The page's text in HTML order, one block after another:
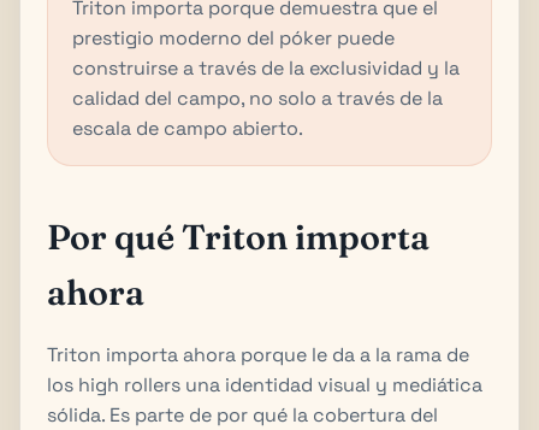
Triton importa porque demuestra que el
prestigio moderno del póker puede
construirse a través de la exclusividad y la
calidad del campo, no solo a través de la
escala de campo abierto.
Por qué Triton importa
ahora
Triton importa ahora porque le da a la rama de
los high rollers una identidad visual y mediática
sólida. Es parte de por qué la cobertura del